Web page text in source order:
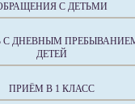
С ДЕТЬМИ
С ДНЕВНЫМ
ДЕТЕЙ
ПРИЁМ В 1 КЛАСС